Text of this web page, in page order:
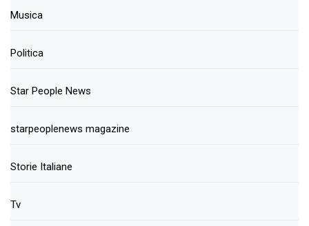
Musica
Politica
Star People News
starpeoplenews magazine
Storie Italiane
Tv